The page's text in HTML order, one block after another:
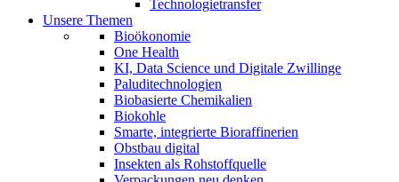
Technologietransfer
Unsere Themen
Bioökonomie
One Health
KI, Data Science und Digitale Zwillinge
Paluditechnologien
Biobasierte Chemikalien
Biokohle
Smarte, integrierte Bioraffinerien
Obstbau digital
Insekten als Rohstoffquelle